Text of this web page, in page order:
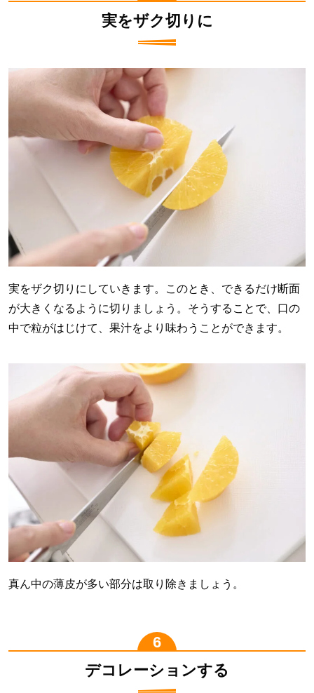
実をザク切りに
実をザク切りにしていきます。このとき、できるだけ断面
が大きくなるように切りましょう。そうすることで、口の
中で粒がはじけて、果汁をより味わうことができます。
真ん中の薄皮が多い部分は取り除きましょう。
デコレーションする